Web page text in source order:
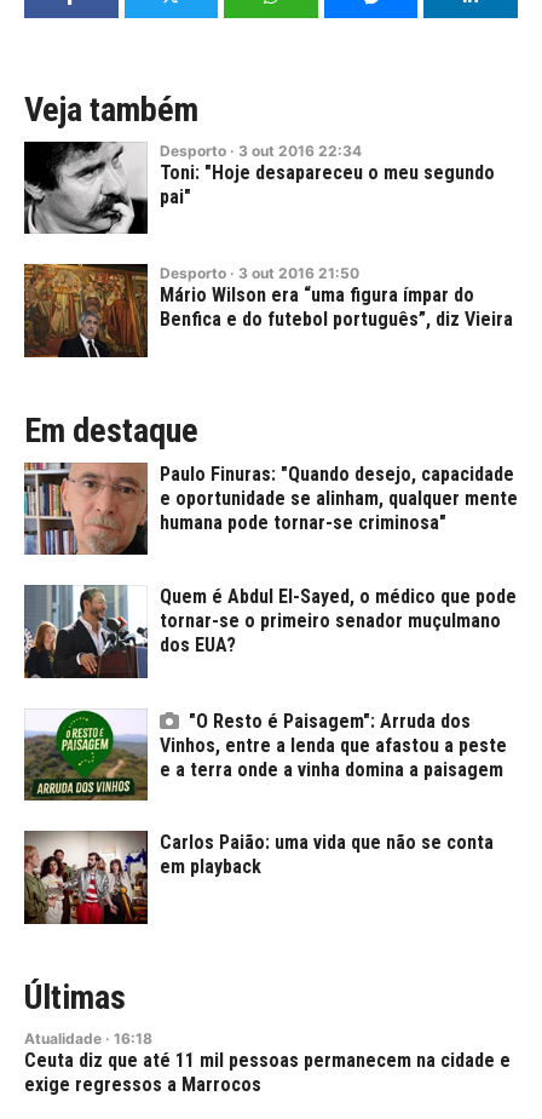
Veja também
Desporto · 3 out 2016 22:34
Toni: "Hoje desapareceu o meu segundo
pai"
Desporto · 3 out 2016 21:50
Mário Wilson era “uma figura ímpar do
Benfica e do futebol português”, diz Vieira
Em destaque
Paulo Finuras: "Quando desejo, capacidade
e oportunidade se alinham, qualquer mente
humana pode tornar-se criminosa"
Quem é Abdul El-Sayed, o médico que pode
tornar-se o primeiro senador muçulmano
dos EUA?
"O Resto é Paisagem": Arruda dos
Vinhos, entre a lenda que afastou a peste
e a terra onde a vinha domina a paisagem
Carlos Paião: uma vida que não se conta
em playback
Últimas
Atualidade · 16:18
Ceuta diz que até 11 mil pessoas permanecem na cidade e
exige regressos a Marrocos